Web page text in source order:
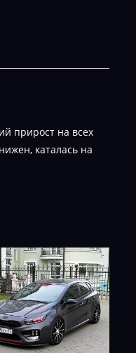
прирост на всех
каталась на